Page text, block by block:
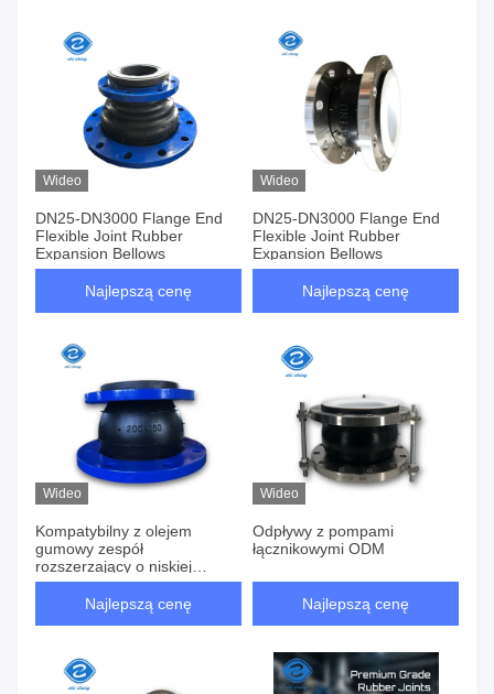
Wideo
DN25-DN3000 Flange End
Flexible Joint Rubber
Expansion Bellows
Najlepszą cenę
Wideo
DN25-DN3000 Flange End
Flexible Joint Rubber
Expansion Bellows
Najlepszą cenę
Wideo
Kompatybilny z olejem
gumowy zespół
rozszerzający o niskiej
konserwacji i dostosowany
ODM do trwałych systemów
Najlepszą cenę
Wideo
Odpływy z pompami
łącznikowymi ODM
Najlepszą cenę